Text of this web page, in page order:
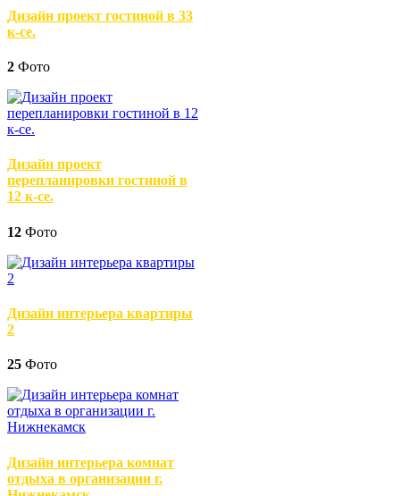
Дизайн проект гостиной в 33
к-се.
2 Фото
Дизайн проект
перепланировки гостиной в
12 к-се.
12 Фото
Дизайн интерьера квартиры
2
25 Фото
Дизайн интерьера комнат
отдыха в организации г.